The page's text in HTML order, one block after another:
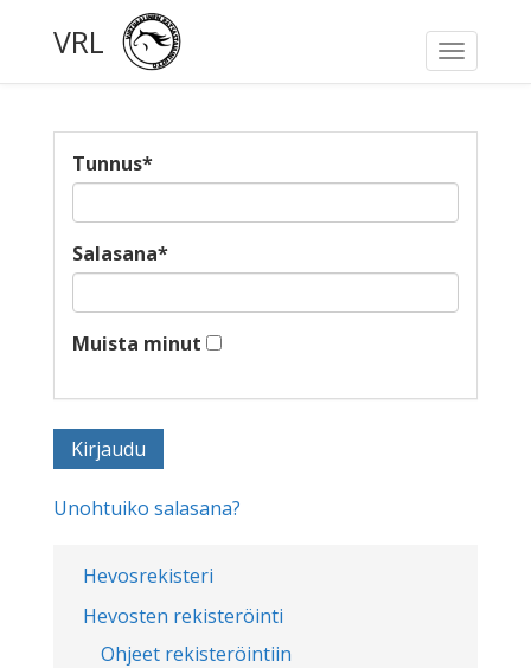
Toggle
VRL
Hevosrekisteri
Hevosten rekisteröinti
Ohjeet rekisteröintiin
Tunnus*
Salasana*
Muista minut
Unohtuiko salasana?